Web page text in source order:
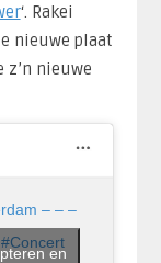
‘. Rakei
nieuwe plaat
nieuwe
– – –
en